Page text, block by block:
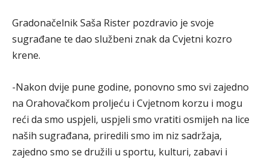
Gradonačelnik Saša Rister pozdravio je svoje
sugrađane te dao službeni znak da Cvjetni kozro
krene.
-Nakon dvije pune godine, ponovno smo svi zajedno
na Orahovačkom proljeću i Cvjetnom korzu i mogu
reći da smo uspjeli, uspjeli smo vratiti osmijeh na lice
naših sugrađana, priredili smo im niz sadržaja,
zajedno smo se družili u sportu, kulturi, zabavi i